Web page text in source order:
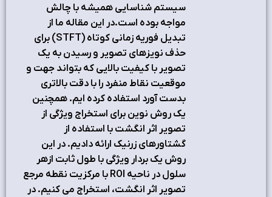
سیستم شناسایی همیشه با چالش
مواجه بوده است.در این مقاله ما از
تبدیل فوریه زمانی کوتاه (STFT) برای
حذف نویزهای تصویر و رسیدن به یک
تصویر با کیفیت بالایی که بتواند جهت و
موقعیت نقاط منفرد را با دقت بالاتری
بدست آورد استفاده کرده ایم. همچنین
یک روش نوین برای استخراج ویژگی از
تصویر اثر انگشت با استفاده از
گشتاورهای زرنیک ارائه دادیم. در این
روش یک بردار ویژگی با طول ثابت ازهر
سلول در ناحیه ROI با مرکزیت نقطه مرجع
تصویر اثر انگشت، استخراج می کنیم. در